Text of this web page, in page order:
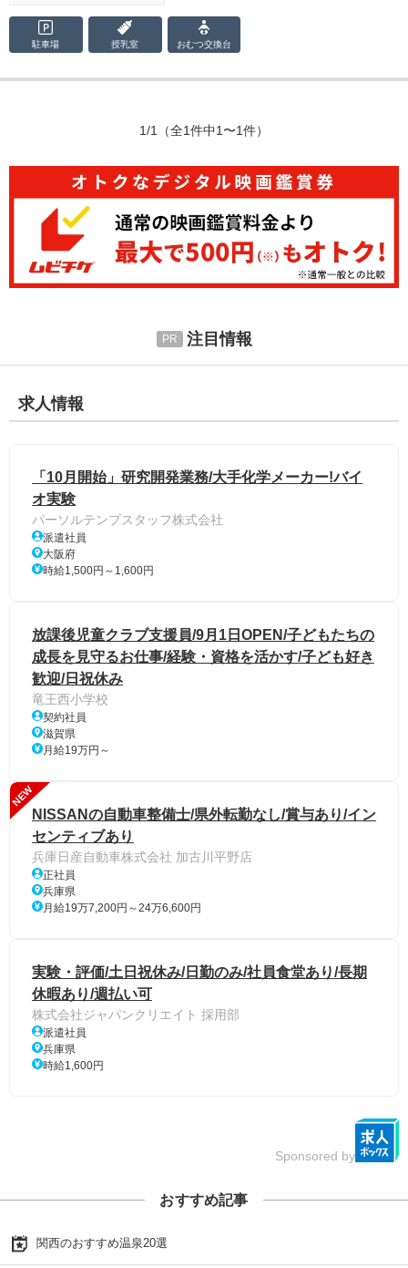
駐車場 授乳室 おむつ交換台
1/1 （全1件中1〜1件）
注目情報
求人情報
「10月開始」研究開発業務/大手化学メーカー!バイ
オ実験
パーソルテンプスタッフ株式会社
派遣社員
大阪府
時給1,500円～1,600円
放課後児童クラブ支援員/9月1日OPEN/子どもたちの
成長を見守るお仕事/経験・資格を活かす/子ども好き
歓迎/日祝休み
竜王西小学校
契約社員
滋賀県
月給19万円～
NEW
NISSANの自動車整備士/県外転勤なし/賞与あり/イン
センティブあり
兵庫日産自動車株式会社 加古川平野店
正社員
兵庫県
月給19万7,200円～24万6,600円
実験・評価/土日祝休み/日勤のみ/社員食堂あり/長期
休暇あり/週払い可
株式会社ジャパンクリエイト 採用部
派遣社員
兵庫県
時給1,600円
Sponsored by
おすすめ記事
関西のおすすめ温泉20選